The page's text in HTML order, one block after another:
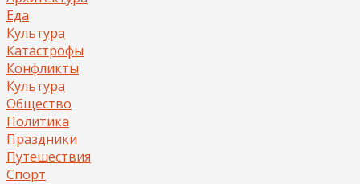
Еда
Культура
Катастрофы
Конфликты
Культура
Общество
Политика
Праздники
Путешествия
Спорт